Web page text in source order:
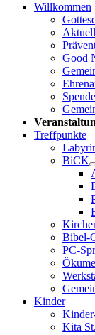
Willkommen
Good
Treffpunkte
BiCK
Bibel-
PC-
Kinder
Kita